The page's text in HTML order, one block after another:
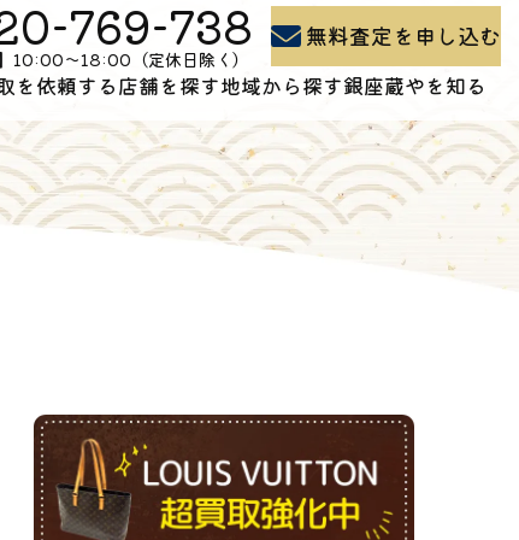
769-738
】10:00〜18:00（定休日除く）
無料査定を申し込む
を依頼する
流れ
取
店舗を探す地域から探す
石川県の買取
富山県の買取
新潟県の買取
銀座蔵やを知る
よくある質問
買取コラム
会社概要